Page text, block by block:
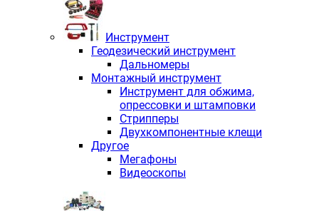
Инструмент
Геодезический инструмент
Дальномеры
Монтажный инструмент
Инструмент для обжима,
опрессовки и штамповки
Стрипперы
Двухкомпонентные клещи
Другое
Мегафоны
Видеоскопы